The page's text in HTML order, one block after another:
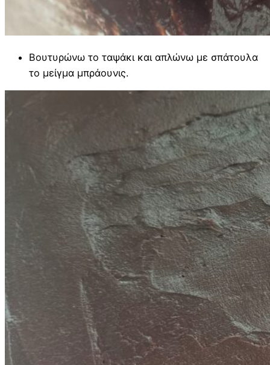
Βουτυρώνω το ταψάκι και απλώνω με σπάτουλα
το μείγμα μπράουνις.